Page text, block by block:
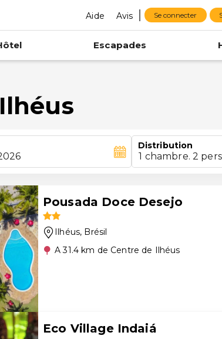
Aide Avis Se connecter
Escapades
Distribution
1 chambre. 2
Pousada Doce Desejo
Ilhéus, Brésil
A 31.4 km de Centre de Ilhéus
Eco Village Indaiá